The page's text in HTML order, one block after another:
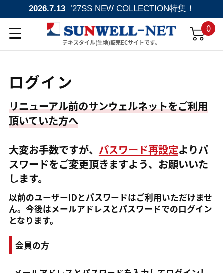
2026.7.13 ’27SS NEW COLLECTION特集！
テキスタイル(生地)販売ECサイトです。
0
ログイン
リニューアル前のサンウェルネットをご利用
頂いていた方へ
大変お手数ですが、 パスワード再設定よりパ
スワードをご変更頂きますよう、お願いいた
します。
以前のユーザーIDとパスワードはご利用いただけませ
ん。今後はメールアドレスとパスワードでのログイン
となります。
会員の方